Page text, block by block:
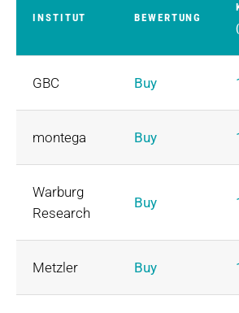
INSTITUT BEWERTUNG
GBC Buy
montega Buy
Warburg
Research
Buy
Metzler Buy